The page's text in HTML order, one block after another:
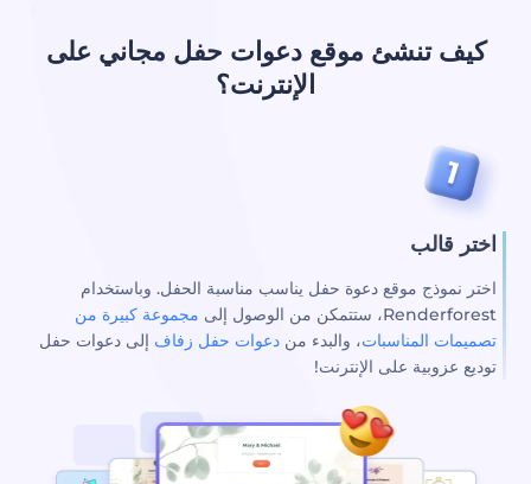
كيف تنشئ موقع دعوات حفل مجاني على
الإنترنت؟
اختر قالب
اختر نموذج موقع دعوة حفل يناسب مناسبة الحفل. وباستخدام
Renderforest، ستتمكن من الوصول إلى
مجموعة كبيرة من
تصميمات المناسبات، والبدء مندعوات حفل زفاف إلى دعوات حفل
توديع عزوبية على الإنترنت!